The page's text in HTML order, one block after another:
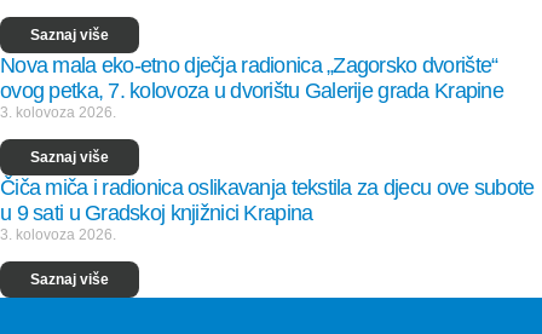
Saznaj više
Nova mala eko-etno dječja radionica „Zagorsko dvorište“
ovog petka, 7. kolovoza u dvorištu Galerije grada Krapine
3. kolovoza 2026.
Saznaj više
Čiča miča i radionica oslikavanja tekstila za djecu ove subote
u 9 sati u Gradskoj knjižnici Krapina
3. kolovoza 2026.
Saznaj više